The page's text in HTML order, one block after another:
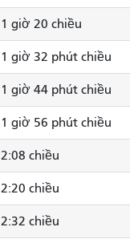
1 giờ 20 chiều
1 giờ 32 phút chiều
1 giờ 44 phút chiều
1 giờ 56 phút chiều
2:08 chiều
2:20 chiều
2:32 chiều